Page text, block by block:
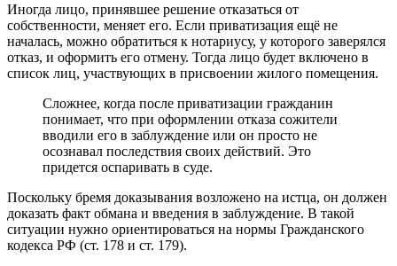
Иногда лицо, принявшее решение отказаться от
собственности, меняет его. Если приватизация ещё не
началась, можно обратиться к нотариусу, у которого заверялся
отказ, и оформить его отмену. Тогда лицо будет включено в
список лиц, участвующих в присвоении жилого помещения.
Сложнее, когда после приватизации гражданин
понимает, что при оформлении отказа сожители
вводили его в заблуждение или он просто не
осознавал последствия своих действий. Это
придется оспаривать в суде.
Поскольку бремя доказывания возложено на истца, он должен
доказать факт обмана и введения в заблуждение. В такой
ситуации нужно ориентироваться на нормы Гражданского
кодекса РФ (ст. 178 и ст. 179).